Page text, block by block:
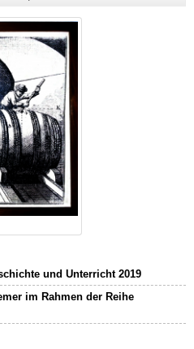
und Unterricht 2019
im Rahmen der Reihe